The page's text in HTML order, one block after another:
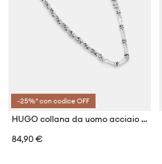
-25%* con codice OFF
HUGO collana da uomo acciaio inox E-MIXCHAIN-NEC
84,90 €